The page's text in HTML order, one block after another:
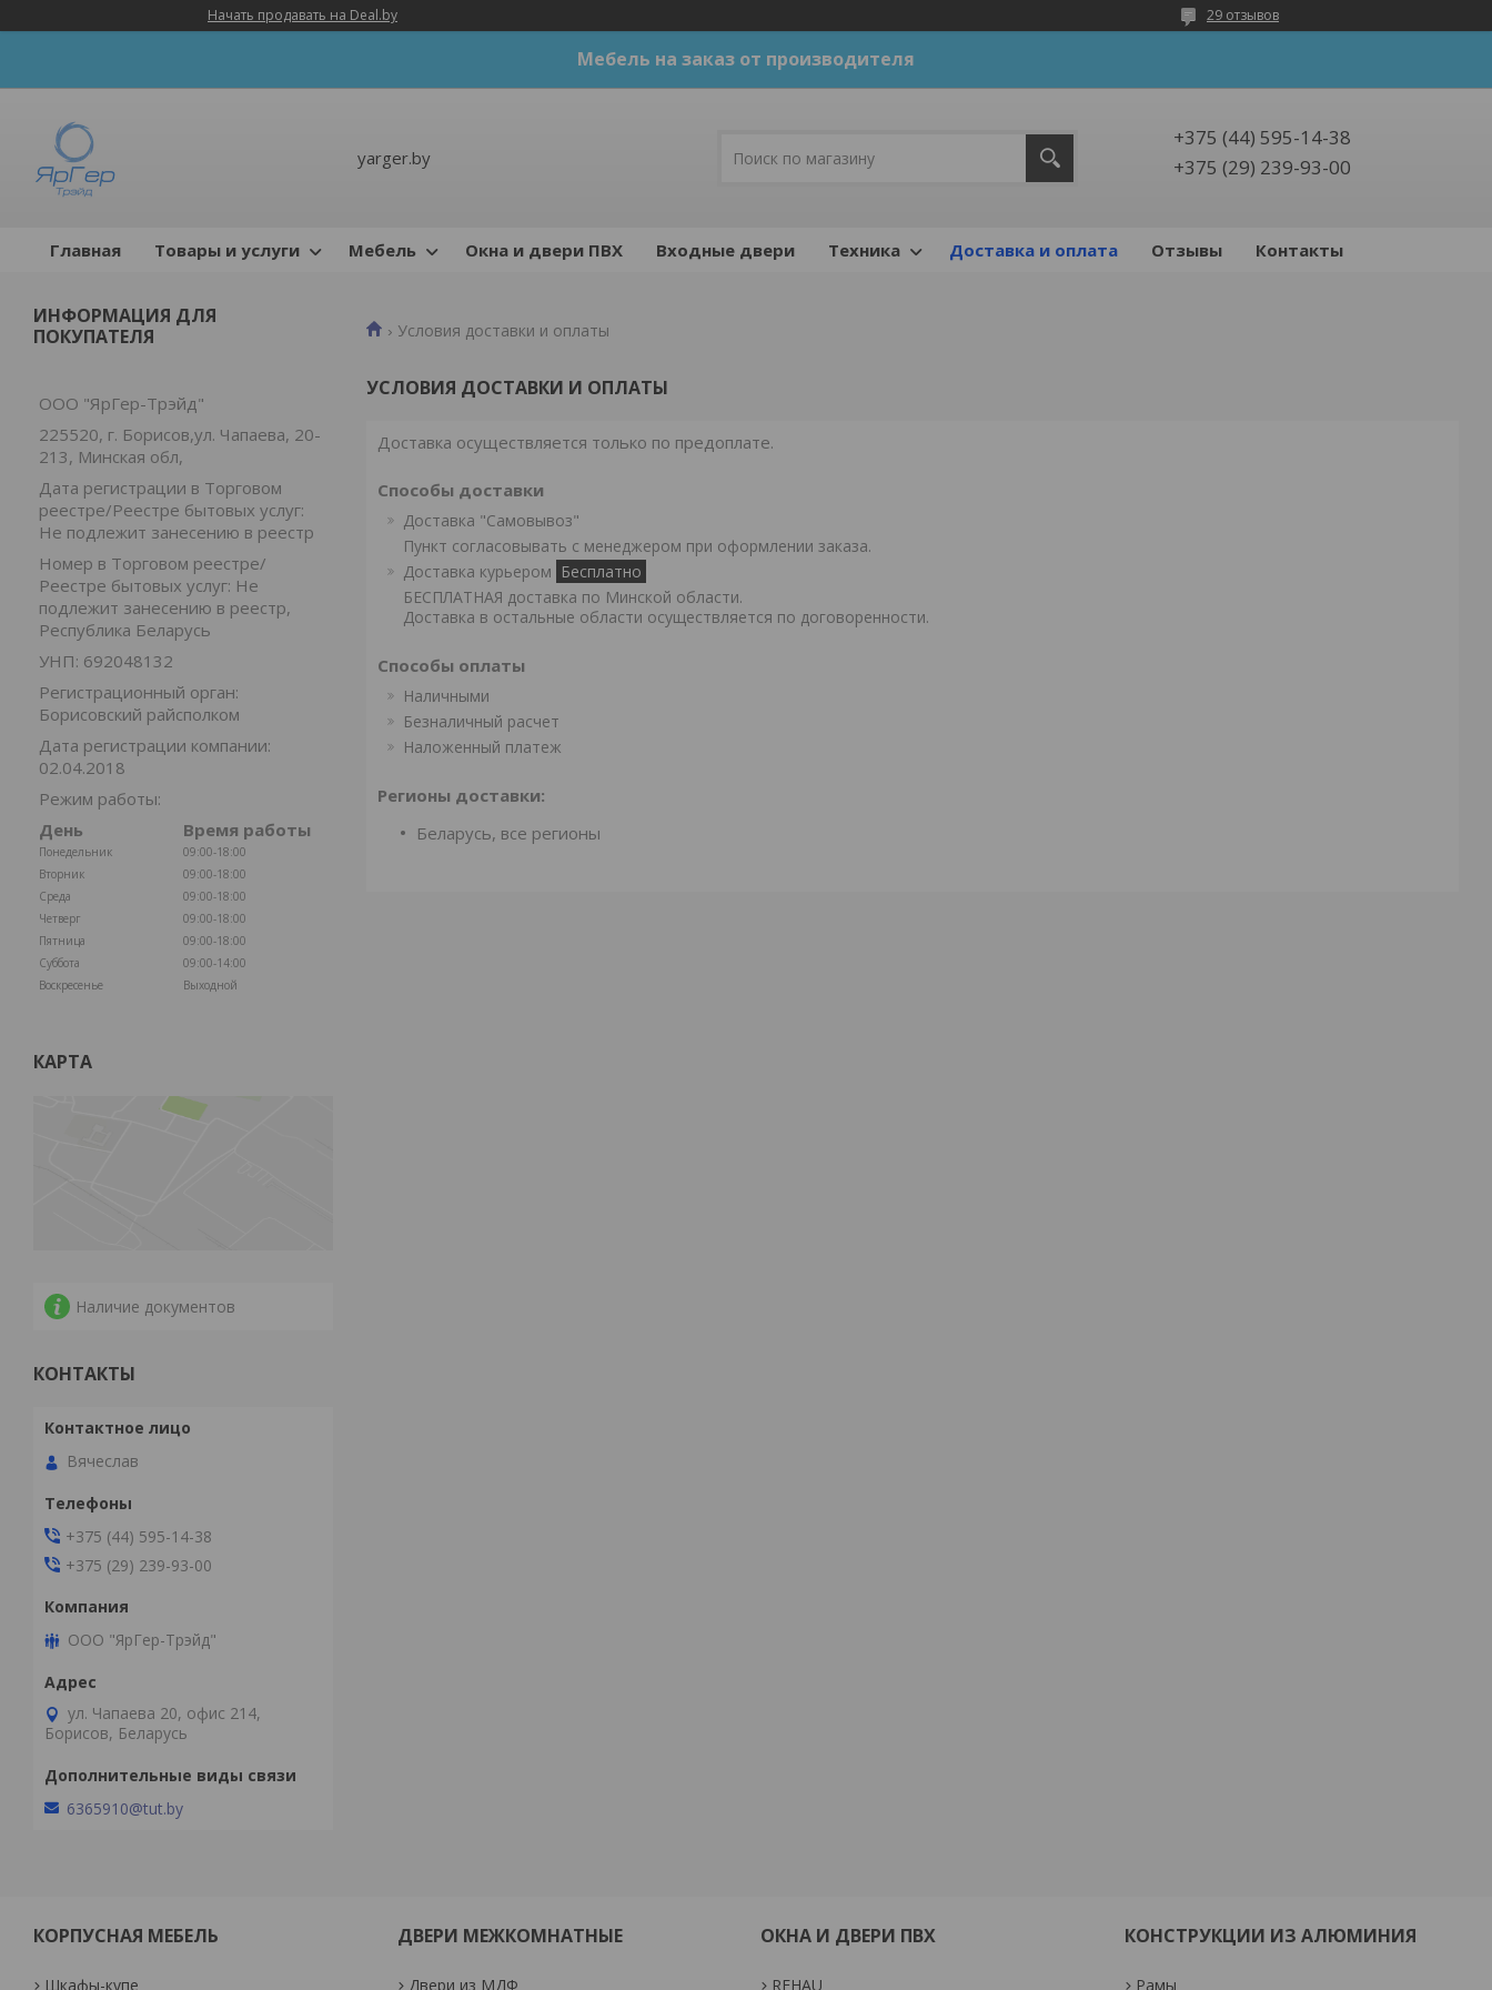
Начать продавать на Deal.by 29 отзывов
Мебель на заказ от производителя
yarger.by
+375 (44) 595-14-38
+375 (29) 239-93-00
Главная Товары и услуги Мебель Окна и двери ПВХ Входные двери Техника Доставка и оплата Отзывы Контакты
Условия доставки и оплаты
УСЛОВИЯ ДОСТАВКИ И ОПЛАТЫ
Доставка осуществляется только по предоплате.
Способы доставки
Доставка "Самовывоз"
Пункт согласовывать с менеджером при оформлении заказа.
Доставка курьером Бесплатно
БЕСПЛАТНАЯ доставка по Минской области.
Доставка в остальные области осуществляется по договоренности.
Способы оплаты
Наличными
Безналичный расчет
Наложенный платеж
Регионы доставки:
Беларусь, все регионы
ИНФОРМАЦИЯ ДЛЯ
ПОКУПАТЕЛЯ
ООО "ЯрГер-Трэйд"
225520, г. Борисов,ул. Чапаева, 20-
213, Минская обл,
Дата регистрации в Торговом
реестре/Реестре бытовых услуг:
Не подлежит занесению в реестр
Номер в Торговом реестре/
Реестре бытовых услуг: Не
подлежит занесению в реестр,
Республика Беларусь
УНП: 692048132
Регистрационный орган:
Борисовский райсполком
Дата регистрации компании:
02.04.2018
Режим работы:
День
Время работы
Понедельник
09:00-18:00
Вторник
09:00-18:00
Среда
09:00-18:00
Четверг
09:00-18:00
Пятница
09:00-18:00
Суббота
09:00-14:00
Воскресенье
Выходной
КАРТА
Наличие документов
КОНТАКТЫ
Вячеслав
+375 (44) 595-14-38
+375 (29) 239-93-00
ООО "ЯрГер-Трэйд"
ул. Чапаева 20, офис 214,
Борисов, Беларусь
6365910@tut.by
КОРПУСНАЯ МЕБЕЛЬ
Шкафы-купе
ДВЕРИ МЕЖКОМНАТНЫЕ
Двери из МДФ
ОКНА И ДВЕРИ ПВХ
REHAU
КОНСТРУКЦИИ ИЗ АЛЮМИНИЯ
Рамы